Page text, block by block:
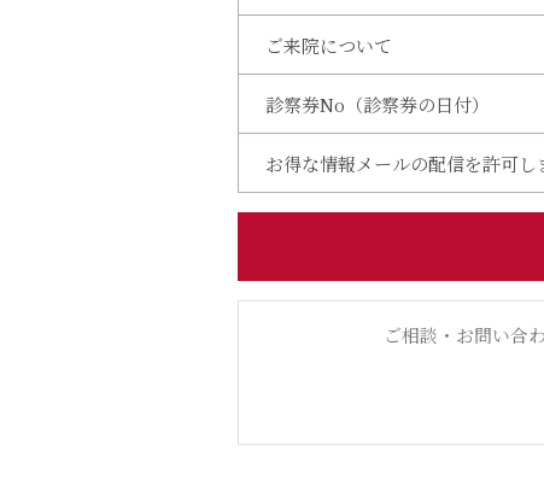
ご来院について
診察券No（診察券の日付）
お得な情報メールの配信を許可し